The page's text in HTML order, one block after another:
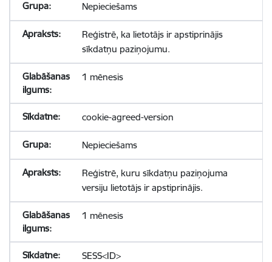
Nepieciešams
Reģistrē, ka lietotājs ir apstiprinājis
sīkdatņu paziņojumu.
1 mēnesis
cookie-agreed-version
Nepieciešams
Reģistrē, kuru sīkdatņu paziņojuma
versiju lietotājs ir apstiprinājis.
1 mēnesis
SESS<ID>